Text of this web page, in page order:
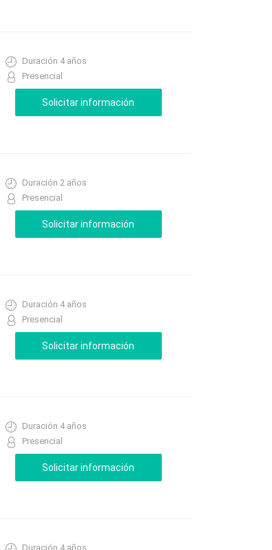
Duración 4 años
Presencial
Duración 2 años
Presencial
Duración 4 años
Presencial
Duración 4 años
Presencial
Duración 4 años